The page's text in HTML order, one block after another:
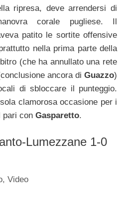
ripresa, deve arrendersi di
corale pugliese. Il
patito le sortite offensive
nella prima parte della
(che ha annullato una rete
ancora di Guazzo)
di sbloccare il punteggio.
clamorosa occasione per i
pari con Gasparetto.
Lumezzane 1-0
,Video